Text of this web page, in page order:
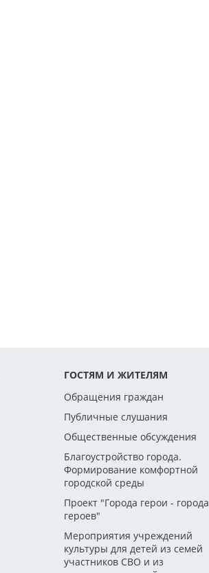
ГОСТЯМ И ЖИТЕЛЯМ
Обращения граждан
Публичные слушания
Общественные обсуждения
Благоустройство города.
Формирование комфортной
городской среды
Проект "Города герои - города
героев"
Мероприятия учреждений
культуры для детей из семей
участников СВО и из